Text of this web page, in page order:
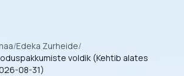
/Edeka Zurheide/
voldik (Kehtib alates
08-31)